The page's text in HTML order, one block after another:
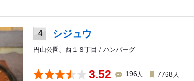
4 シジュウ
円山公園、西１８丁目 / ハンバーグ
3.52 196人 7768 人